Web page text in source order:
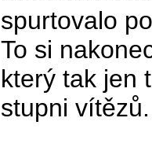
spurtovalo
To si
který tak jen
stupni vítězů.